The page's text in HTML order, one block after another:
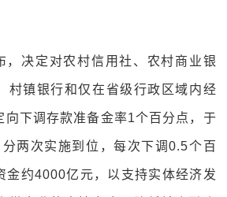
，决定对农村信用社、农村商业银
村镇银行和仅在省级行政区域内经
向下调存款准备金率1个百分点，于
两次实施到位，每次下调0.5个百
金约4000亿元，以支持实体经济发